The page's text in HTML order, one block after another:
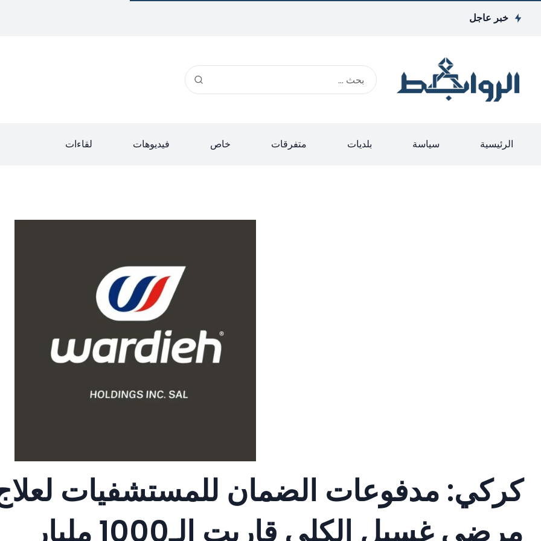
خبر عاجل
الرئيسية سياسة بلديات متفرقات خاص فيديوهات لقاءات
كركي: مدفوعات الضمان للمستشفيات
مرضى غسيل الكلى قاربت الـ1000 مليار